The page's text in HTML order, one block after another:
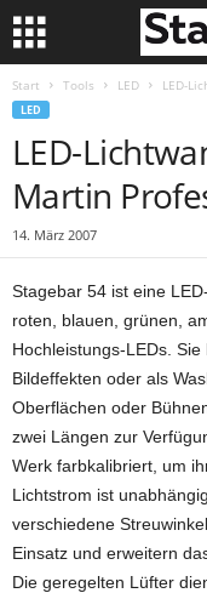
Start Tools LED LED-
LED
LED-
Martin
14. März 2007
Stagebar 54 ist eine
roten, blauen, grünen,
Hochleistungs-LEDs.
Bildeffekten oder als
Oberflächen oder
zwei Längen zur
Werk farbkalibriert, um
Lichtstrom ist
verschiedene
Einsatz und erweitern
Die geregelten Lüfter